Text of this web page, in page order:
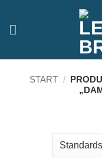
springen
START /